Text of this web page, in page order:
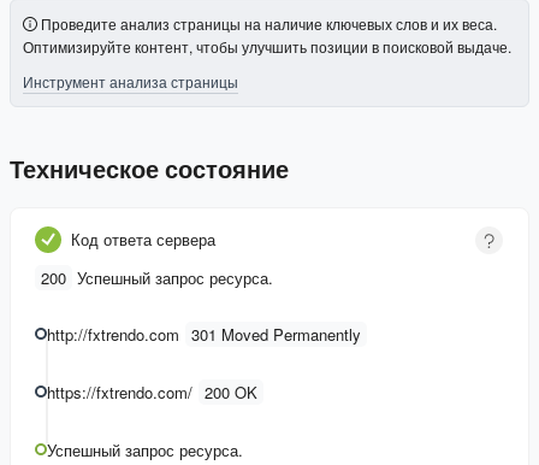
Проведите анализ страницы на наличие ключевых слов и их веса.
Оптимизируйте контент, чтобы улучшить позиции в поисковой выдаче.
Инструмент анализа страницы
Техническое состояние
Код ответа сервера
200 Успешный запрос ресурса.
http://fxtrendo.com 301 Moved Permanently
https://fxtrendo.com/ 200 OK
Успешный запрос ресурса.